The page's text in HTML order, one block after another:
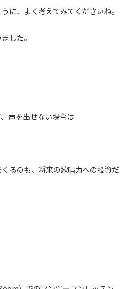
に、よく考えてみてくださいね。
した。
声を出せない場合は
るのも、将来の歌唱力への投資だ